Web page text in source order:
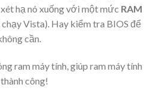
hạ nó xuống với một mức RAM
Vista). Hay kiểm tra BIOS để
cần.
ram máy tính, giúp ram máy tính
công!